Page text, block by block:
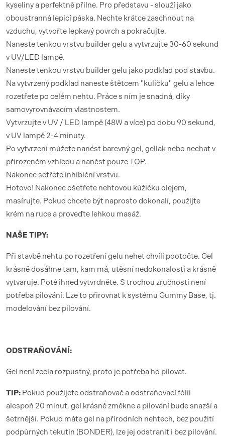
kyseliny a perfektně přilne. Pro představu - slouží jako
oboustranná lepicí páska. Nechte krátce zaschnout na
vzduchu, vytvořte lepkavý povrch a pokračujte.
Naneste tenkou vrstvu builder gelu a vytvrzujte 30-60 sekund
v UV/LED lampě.
Naneste tenkou vrstvu builder gelu jako podklad pod stavbu.
Na vytvrzený podklad naneste štětcem "kuličku" gelu a lehce
rozetřete po celém nehtu. Práce s ním je snadná, díky
samovyrovnávacím vlastnostem.
Vytvrzujte v UV / LED lampě (48W a více) po dobu 90 sekund,
v UV lampě 2-4 minuty.
Po vytvrzení můžete nanést barevný gel, gellak nebo nechat v
přirozeném vzhledu a nanést pouze TOP.
Nakonec setřete inhibiční vrstvu.
Hotovo! Nakonec ošetřete nehtovou kůžičku olejem,
masírujte. Pokud chcete být naprosto dokonalí, použijte
krém na ruce a proveďte lehkou masáž.
NAŠE TIPY:
Při stavbě nehtu po rozetření gelu nehet chvíli pootočte. Gel
krásně dosáhne tam, kam má, utěsní nedokonalosti a krásně
vytvaruje. Poté ihned vytvrdněte. S trochou zručnosti není
potřeba pilování. Lze to přirovnat k systému Gummy Base, tj.
modelování bez pilování.
ODSTRAŇOVÁNÍ:
Gel není zcela rozpustný, proto je potřeba ho pilovat.
TIP: Pokud použijete odstraňovač a odstraňovací fólii
alespoň 20 minut, gel krásně změkne a pilování bude snazší a
šetrnější. Pokud máte gel na přírodních nehtech, bez použití
podpůrných tekutin (BONDER), lze jej odstranit i bez pilování.